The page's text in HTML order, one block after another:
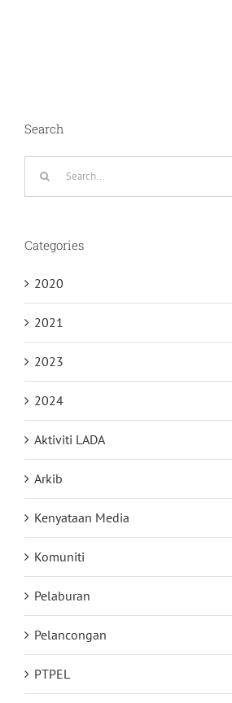
Search
Categories
2020
2021
2023
2024
Aktiviti LADA
Arkib
Kenyataan Media
Komuniti
Pelaburan
Pelancongan
PTPEL